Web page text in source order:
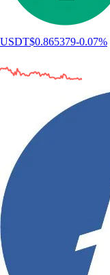
USDT$0.865379-0.07%